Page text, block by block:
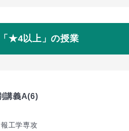
★4以上」の授業
講義A(6)
工学専攻